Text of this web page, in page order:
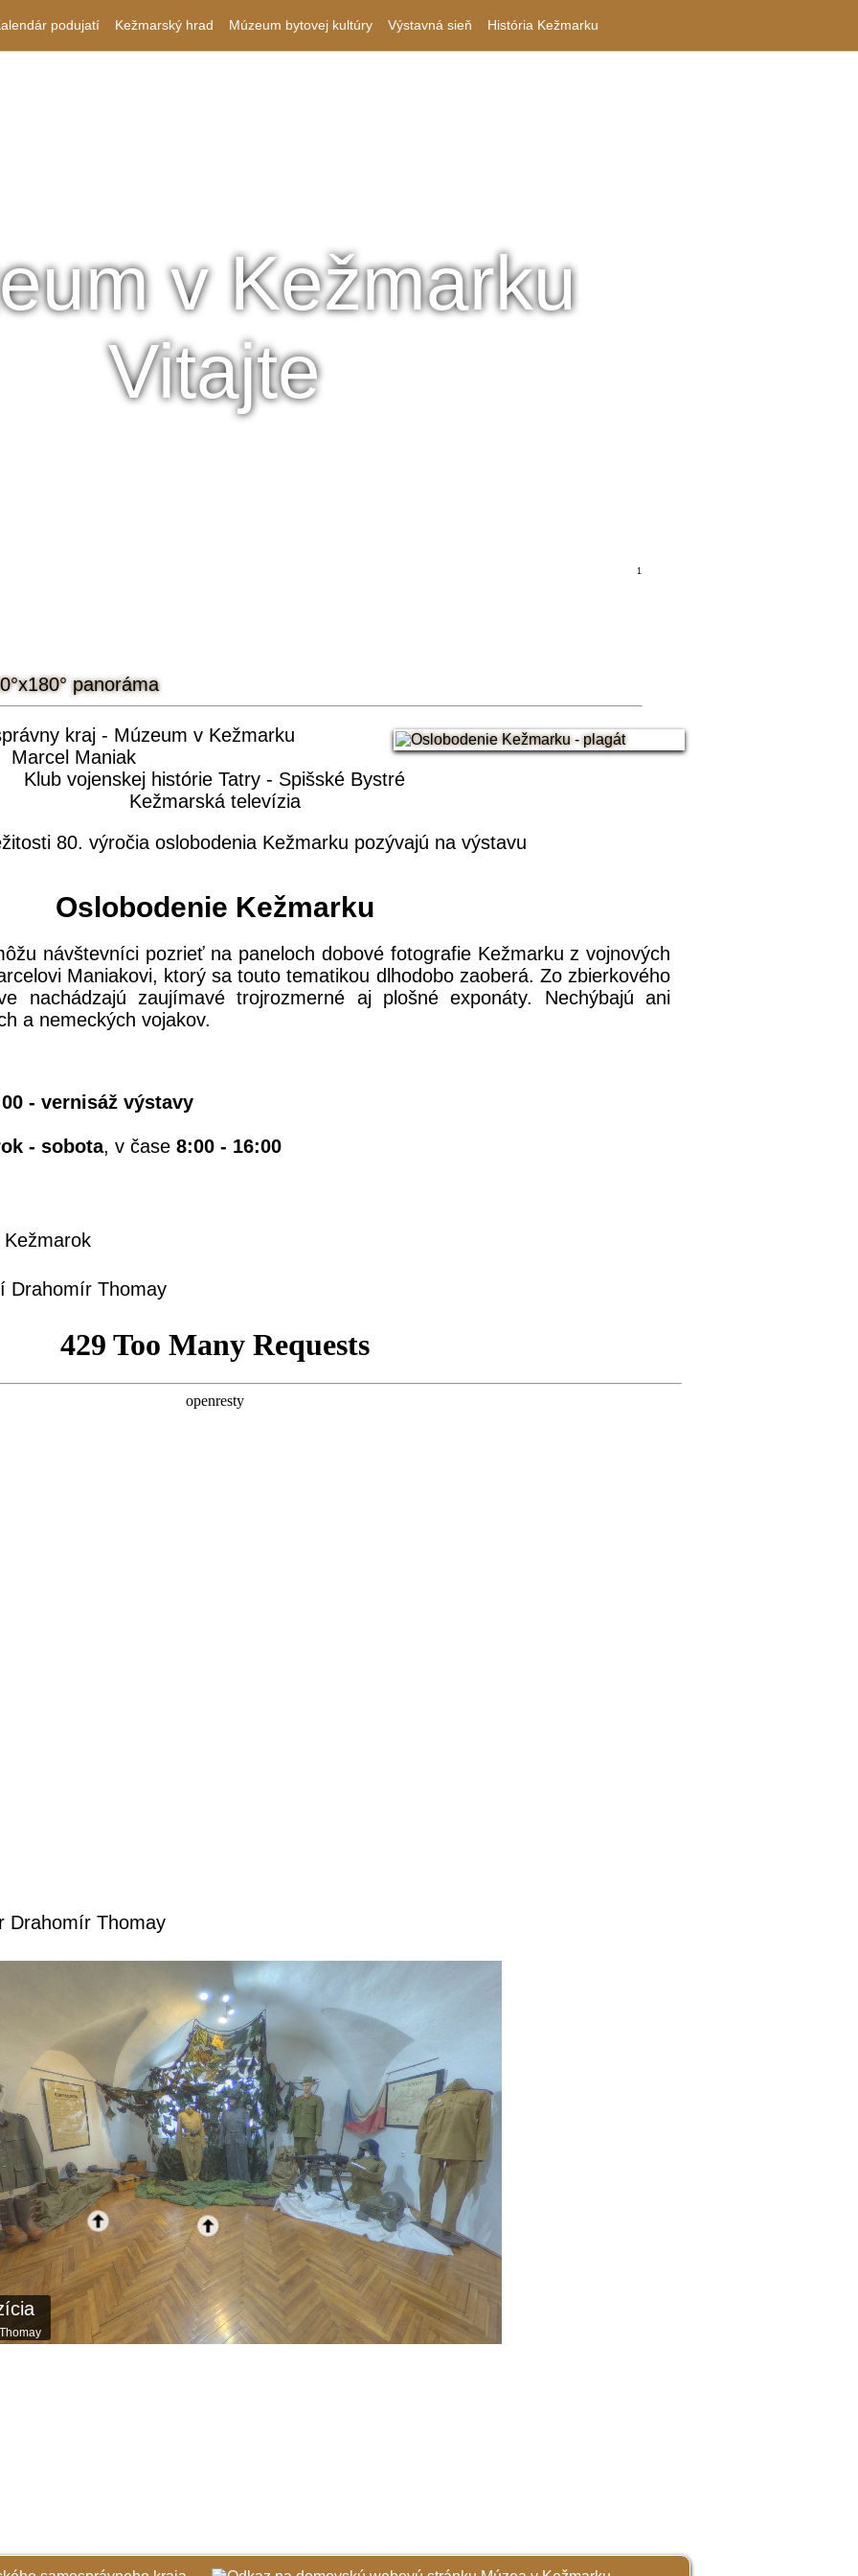
podujatí Kežmarský hrad Múzeum bytovej kultúry Výstavná sieň História Kežmarku
1
v Kežmarku
Vitajte
hrad
meštianskej
panoráma
kraj - Múzeum v Kežmarku
Marcel Maniak
Klub vojenskej histórie Tatry - Spišské Bystré
Kežmarská televízia
80. výročia oslobodenia Kežmarku pozývajú na výstavu
Oslobodenie Kežmarku
návštevníci pozrieť na paneloch dobové fotografie Kežmarku z vojnových
Maniakovi, ktorý sa touto tematikou dlhodobo zaoberá. Zo zbierkového
nachádzajú zaujímavé trojrozmerné aj plošné exponáty. Nechýbajú ani
a nemeckých vojakov.
- vernisáž výstavy
- sobota, v čase8:00 - 16:00
Drahomír Thomay
Drahomír Thomay